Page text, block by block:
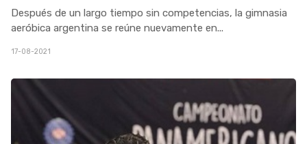
Después de un largo tiempo sin competencias, la gimnasia
aeróbica argentina se reúne nuevamente en...
17-08-2021